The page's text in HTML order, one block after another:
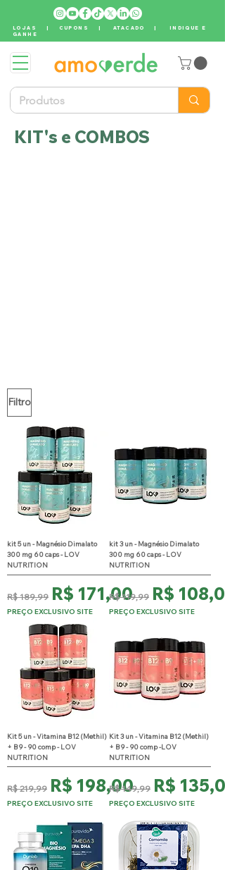
LOJAS | CUPONS |ATACADO | INDIQUE E
GANHE
KIT's e COMBOS
Filtro
kit 5 un - Magnésio Dimalato
300 mg 60 caps - LOV
NUTRITION
Preço normal
R$ 189,99 Preço promocional
R$ 171,00
PREÇO EXCLUSIVO SITE
kit 3 un - Magnésio Dimalato
300 mg 60 caps - LOV
NUTRITION
Preço normal
R$ 119,99 Preço
R$ 108,00
PREÇO EXCLUSIVO SITE
Kit 5 un - Vitamina B12 (Methil)
+ B9 - 90 comp - LOV
NUTRITION
Preço normal
R$ 219,99 Preço promocional
R$ 198,00
PREÇO EXCLUSIVO SITE
Kit 3 un - Vitamina B12 (Methil)
+ B9 - 90 comp -LOV
NUTRITION
Preço normal
R$ 149,99 Preço
R$
PREÇO EXCLUSIVO SITE